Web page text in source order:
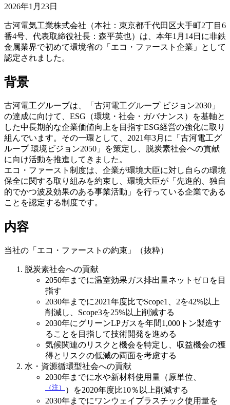
2026年1月23日
古河電気工業株式会社（本社：東京都千代田区大手町2丁目6
番4号、代表取締役社長：森平英也）は、本年1月14日に非鉄
金属業界で初めて環境省の「エコ・ファースト企業」として
認定されました。
背景
古河電工グループは、「古河電工グループ ビジョン2030」
の達成に向けて、ESG（環境・社会・ガバナンス）を基軸と
した中長期的な企業価値向上を目指すESG経営の強化に取り
組んでいます。その一環として、2021年3月に「古河電工グ
ループ 環境ビジョン2050」を策定し、脱炭素社会への貢献
に向け活動を推進してきました。
エコ・ファースト制度は、企業が環境大臣に対し自らの環境
保全に関する取り組みを約束し、環境大臣が「先進的、独自
的でかつ波及効果のある事業活動」を行っている企業である
ことを認定する制度です。
内容
当社の「エコ・ファーストの約束」（抜粋）
脱炭素社会への貢献
2050年までに温室効果ガス排出量ネットゼロを目
指す
2030年までに2021年度比でScope1、2を42%以上
削減し、Scope3を25%以上削減する
2030年にグリーンLPガスを年間1,000トン製造す
ることを目指して技術開発を進める
気候関連のリスクと機会を特定し、収益機会の獲
得とリスクの低減の両面を考慮する
水・資源循環型社会への貢献
2030年までに水や新材料使用量（原単位、
（注）
）を2020年度比10％以上削減する
2030年までにワンウェイプラスチック使用量を